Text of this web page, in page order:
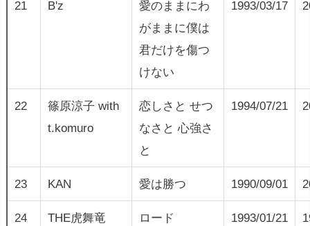
21 B'z
愛のままにわ
がままに僕は
君だけを傷つ
けない
1993/03/17
22
篠原涼子 with
t.komuro
恋しさと せつ
なさと 心強さ
と
1994/07/21
23 KAN 愛は勝つ 1990/09/01
24 THE虎舞竜 ロード 1993/01/21